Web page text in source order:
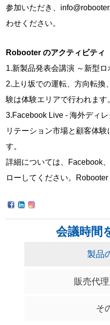
参加いただき、
わせください。
Robooter のアクティビティ
1.新製品発表会講演 ～新型
2.上り坂での運転、方向転換
験は体験エリアで行われます
3.Facebook Live - 海外ディ
リテーション市場と顧客体
す。
詳細については、Facebook
ローしてください。Robooter
会議時間
製品
販売代
そ